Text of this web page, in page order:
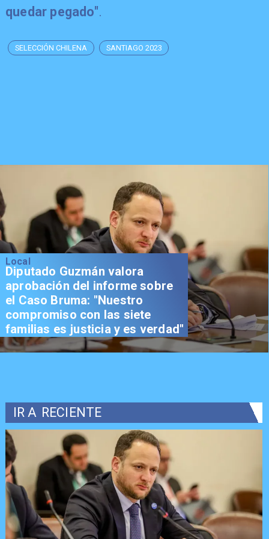
quedar pegado".
SELECCIÓN CHILENA SANTIAGO 2023
Local
Diputado Guzmán valora
aprobación del informe sobre
el Caso Bruma: "Nuestro
compromiso con las siete
familias es justicia y es verdad"
IR A RECIENTE